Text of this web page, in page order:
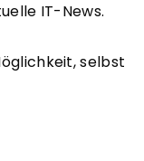
IT-News.
selbst